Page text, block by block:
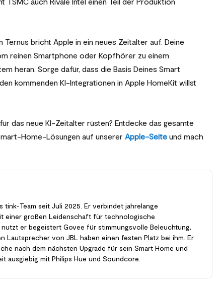
bricht Apple in ein neues Zeitalter auf. Deine
reinen Smartphone oder Kopfhörer zu einem
heran. Sorge dafür, dass die Basis Deines Smart
kommenden KI-Integrationen in Apple HomeKit willst
das neue KI-Zeitalter rüsten? Entdecke das gesamte
Home-Lösungen auf unserer Apple-Seite und mach
tink-Team seit Juli 2025. Er verbindet jahrelange
einer großen Leidenschaft für technologische
er begeistert Govee für stimmungsvolle Beleuchtung,
Lautsprecher von JBL haben einen festen Platz bei ihm. Er
nach dem nächsten Upgrade für sein Smart Home und
ausgiebig mit Philips Hue und Soundcore.